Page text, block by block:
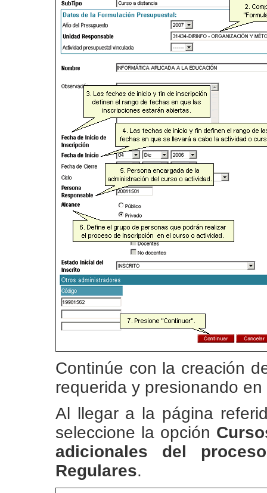
Continúe con la creación
requerida y presionando
Al llegar a la página
seleccione la opción
adicionales del proceso
Regulares.